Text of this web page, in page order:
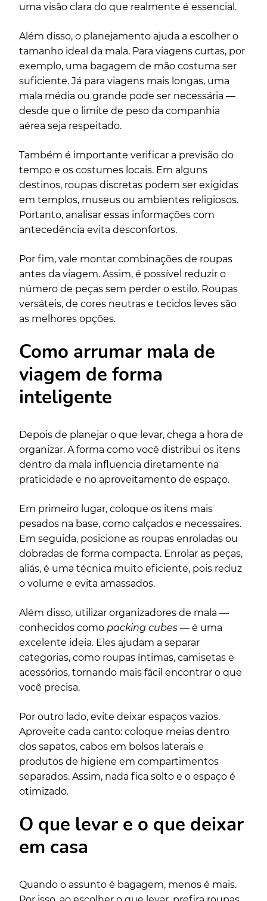
uma visão clara do que realmente é essencial.
Além disso, o planejamento ajuda a escolher o
tamanho ideal da mala. Para viagens curtas, por
exemplo, uma bagagem de mão costuma ser
suficiente. Já para viagens mais longas, uma
mala média ou grande pode ser necessária —
desde que o limite de peso da companhia
aérea seja respeitado.
Também é importante verificar a previsão do
tempo e os costumes locais. Em alguns
destinos, roupas discretas podem ser exigidas
em templos, museus ou ambientes religiosos.
Portanto, analisar essas informações com
antecedência evita desconfortos.
Por fim, vale montar combinações de roupas
antes da viagem. Assim, é possível reduzir o
número de peças sem perder o estilo. Roupas
versáteis, de cores neutras e tecidos leves são
as melhores opções.
Como arrumar mala de
viagem de forma
inteligente
Depois de planejar o que levar, chega a hora de
organizar. A forma como você distribui os itens
dentro da mala influencia diretamente na
praticidade e no aproveitamento de espaço.
Em primeiro lugar, coloque os itens mais
pesados na base, como calçados e necessaires.
Em seguida, posicione as roupas enroladas ou
dobradas de forma compacta. Enrolar as peças,
aliás, é uma técnica muito eficiente, pois reduz
o volume e evita amassados.
Além disso, utilizar organizadores de mala —
conhecidos como packing cubes — é uma
excelente ideia. Eles ajudam a separar
categorias, como roupas íntimas, camisetas e
acessórios, tornando mais fácil encontrar o que
você precisa.
Por outro lado, evite deixar espaços vazios.
Aproveite cada canto: coloque meias dentro
dos sapatos, cabos em bolsos laterais e
produtos de higiene em compartimentos
separados. Assim, nada fica solto e o espaço é
otimizado.
O que levar e o que deixar
em casa
Quando o assunto é bagagem, menos é mais.